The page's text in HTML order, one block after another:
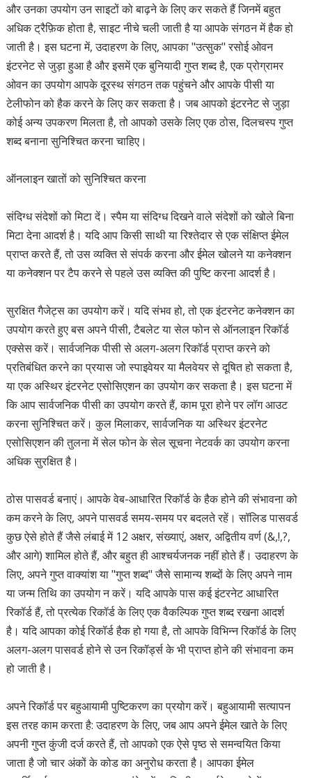
और उनका उपयोग उन साइटों को बाढ़ने के लिए कर सकते हैं जिनमें बहुत
अधिक ट्रैफ़िक होता है, साइट नीचे चली जाती है या आपके संगठन में हैक हो
जाती है। इस घटना में, उदाहरण के लिए, आपका "उत्सुक" रसोई ओवन
इंटरनेट से जुड़ा हुआ है और इसमें एक बुनियादी गुप्त शब्द है, एक प्रोग्रामर
ओवन का उपयोग आपके दूरस्थ संगठन तक पहुंचने और आपके पीसी या
टेलीफोन को हैक करने के लिए कर सकता है। जब आपको इंटरनेट से जुड़ा
कोई अन्य उपकरण मिलता है, तो आपको उसके लिए एक ठोस, दिलचस्प गुप्त
शब्द बनाना सुनिश्चित करना चाहिए।
ऑनलाइन खातों को सुनिश्चित करना
संदिग्ध संदेशों को मिटा दें। स्पैम या संदिग्ध दिखने वाले संदेशों को खोले बिना
मिटा देना आदर्श है। यदि आप किसी साथी या रिश्तेदार से एक संक्षिप्त ईमेल
प्राप्त करते हैं, तो उस व्यक्ति से संपर्क करना और ईमेल खोलने या कनेक्शन
या कनेक्शन पर टैप करने से पहले उस व्यक्ति की पुष्टि करना आदर्श है।
सुरक्षित गैजेट्स का उपयोग करें। यदि संभव हो, तो एक इंटरनेट कनेक्शन का
उपयोग करते हुए बस अपने पीसी, टैबलेट या सेल फोन से ऑनलाइन रिकॉर्ड
एक्सेस करें। सार्वजनिक पीसी से अलग-अलग रिकॉर्ड प्राप्त करने को
प्रतिबंधित करने का प्रयास जो स्पाइवेयर या मैलवेयर से दूषित हो सकता है,
या एक अस्थिर इंटरनेट एसोसिएशन का उपयोग कर सकता है। इस घटना में
कि आप सार्वजनिक पीसी का उपयोग करते हैं, काम पूरा होने पर लॉग आउट
करना सुनिश्चित करें। कुल मिलाकर, सार्वजनिक या अस्थिर इंटरनेट
एसोसिएशन की तुलना में सेल फोन के सेल सूचना नेटवर्क का उपयोग करना
अधिक सुरक्षित है।
ठोस पासवर्ड बनाएं। आपके वेब-आधारित रिकॉर्ड के हैक होने की संभावना को
कम करने के लिए, अपने पासवर्ड समय-समय पर बदलते रहें। सॉलिड पासवर्ड
कुछ ऐसे होते हैं जैसे लंबाई में 12 अक्षर, संख्याएं, अक्षर, अद्वितीय वर्ण (&,!,?,
और आगे) शामिल होते हैं, और बहुत ही आश्चर्यजनक नहीं होते हैं। उदाहरण के
लिए, अपने गुप्त वाक्यांश या "गुप्त शब्द" जैसे सामान्य शब्दों के लिए अपने नाम
या जन्म तिथि का उपयोग न करें। यदि आपके पास कई इंटरनेट आधारित
रिकॉर्ड हैं, तो प्रत्येक रिकॉर्ड के लिए एक वैकल्पिक गुप्त शब्द रखना आदर्श
है। यदि आपका कोई रिकॉर्ड हैक हो गया है, तो आपके विभिन्न रिकॉर्ड के लिए
अलग-अलग पासवर्ड होने से उन रिकॉर्ड्स के भी प्राप्त होने की संभावना कम
हो जाती है।
अपने रिकॉर्ड पर बहुआयामी पुष्टिकरण का प्रयोग करें। बहुआयामी सत्यापन
इस तरह काम करता है: उदाहरण के लिए, जब आप अपने ईमेल खाते के लिए
अपनी गुप्त कुंजी दर्ज करते हैं, तो आपको एक ऐसे पृष्ठ से समन्वयित किया
जाता है जो चार अंकों के कोड का अनुरोध करता है। आपका ईमेल